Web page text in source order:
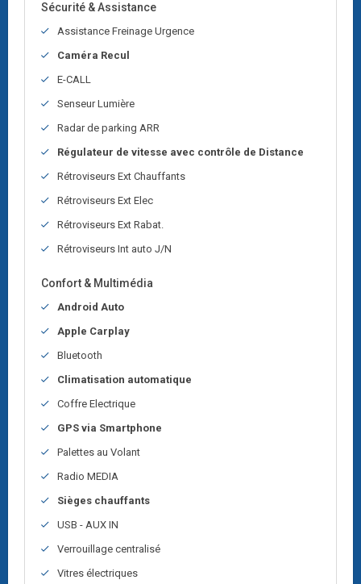
Sécurité & Assistance
Assistance Freinage Urgence
Caméra Recul
E-CALL
Senseur Lumière
Radar de parking ARR
Régulateur de vitesse avec contrôle de Distance
Rétroviseurs Ext Chauffants
Rétroviseurs Ext Elec
Rétroviseurs Ext Rabat.
Rétroviseurs Int auto J/N
Confort & Multimédia
Android Auto
Apple Carplay
Bluetooth
Climatisation automatique
Coffre Electrique
GPS via Smartphone
Palettes au Volant
Radio MEDIA
Sièges chauffants
USB - AUX IN
Verrouillage centralisé
Vitres électriques